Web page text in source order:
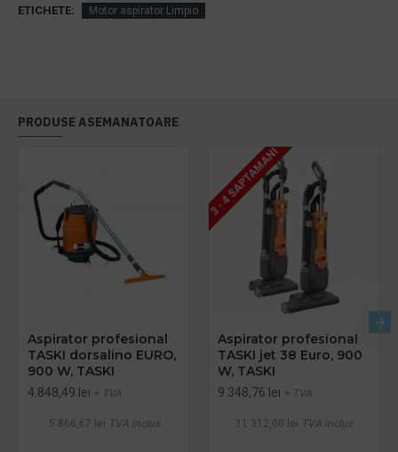
ETICHETE: Motor aspirator Limpio
PRODUSE ASEMANATOARE
Aspirator profesional
TASKI dorsalino EURO,
900 W, TASKI
4.848,49 lei + TVA
5.866,67 lei TVA inclus
3 - 4 SAPTAMANI
Aspirator profesional
TASKI jet 38 Euro, 900
W, TASKI
9.348,76 lei + TVA
11.312,00 lei TVA inclus